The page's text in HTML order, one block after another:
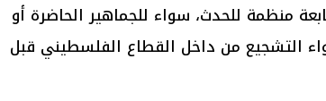
منظمة للحدث، سواء للجماهير الحاضرة أو
التشجيع من داخل القطاع الفلسطيني قبل